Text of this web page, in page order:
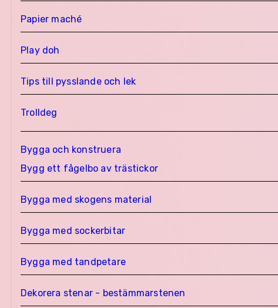
Papier maché
Play doh
Tips till pysslande och lek
Trolldeg
Bygga och konstruera
Bygg ett fågelbo av trästickor
Bygga med skogens material
Bygga med sockerbitar
Bygga med tandpetare
Dekorera stenar - bestämmarstenen